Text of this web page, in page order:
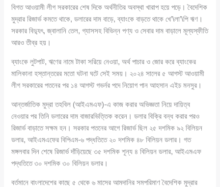
বিগত আওয়ামী লীগ সরকারের শেষ দিকে অর্থনীতির অবস্থা খারাপ হয়ে পড়ে। বৈদেশিক
মুদ্রার রিজার্ভ কমতে থাকে, ডলারের দাম বাড়ে, ব্যাংকে বাড়তে থাকে খে’\লা’\পি ঋণ।
সরকার বিদ্যুৎ, জ্বালানি তেল, গ্যাসসহ বিভিন্ন পণ্য ও সেবার দাম বাড়ালে মূল্যস্ফীতি
আরও তীব্র হয়।
ব্যাংকে লুটপাট, ঋণের নামে টাকা সরিয়ে নেওয়া, অর্থ পাচার ও জোর করে ব্যাংকের
মালিকানা হস্তান্তরের মতো ঘটনা ঘটে সেই সময়। ২০২৪ সালের ৫ আগস্ট আওয়ামী
লীগ সরকারের পতনের পর ১৪ আগস্ট গভর্নর পদে নিয়োগ পান আহসান এইচ মনসুর।
আন্তর্জাতিক মুদ্রা তহবিল (আইএমএফ)-এ কাজ করার অভিজ্ঞতা নিয়ে দায়িত্ব
নেওয়ার পর তিনি ডলারের দাম বাজারভিত্তিক করেন। ডলার বিক্রি বন্ধ করার পরও
রিজার্ভ বাড়াতে সক্ষম হন। সরকার পতনের আগে রিজার্ভ ছিল ২৫ দশমিক ৯২ বিলিয়ন
ডলার, আইএমএফের বিপিএম-৬ পদ্ধতিতে ২০ দশমিক ৪৮ বিলিয়ন ডলার। গত
মঙ্গলবার দিন শেষে রিজার্ভ দাঁড়িয়েছে ৩৫ দশমিক শূন্য ৪ বিলিয়ন ডলার, আইএমএফ
পদ্ধতিতে ৩০ দশমিক ৩০ বিলিয়ন ডলার।
বর্তমানে বাংলাদেশের কাছে ৫ থেকে ৬ মাসের আমদানির সমপরিমাণ বৈদেশিক মুদ্রার